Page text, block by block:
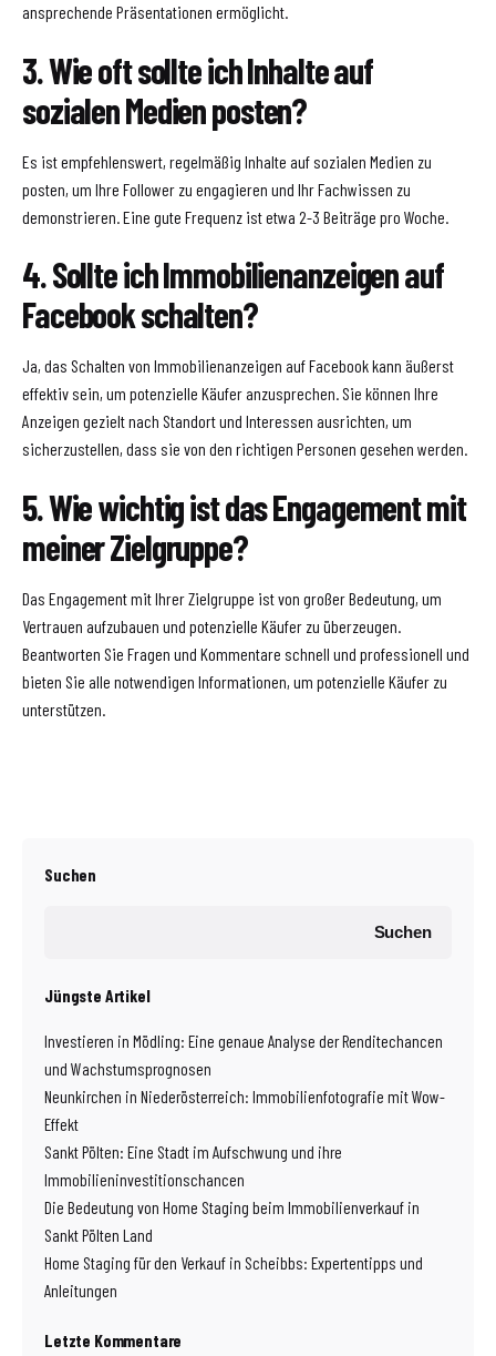
ansprechende Präsentationen ermöglicht.
3. Wie oft sollte ich Inhalte auf
sozialen Medien posten?
Es ist empfehlenswert, regelmäßig Inhalte auf sozialen Medien zu
posten, um Ihre Follower zu engagieren und Ihr Fachwissen zu
demonstrieren. Eine gute Frequenz ist etwa 2-3 Beiträge pro Woche.
4. Sollte ich Immobilienanzeigen auf
Facebook schalten?
Ja, das Schalten von Immobilienanzeigen auf Facebook kann äußerst
effektiv sein, um potenzielle Käufer anzusprechen. Sie können Ihre
Anzeigen gezielt nach Standort und Interessen ausrichten, um
sicherzustellen, dass sie von den richtigen Personen gesehen werden.
5. Wie wichtig ist das Engagement mit
meiner Zielgruppe?
Das Engagement mit Ihrer Zielgruppe ist von großer Bedeutung, um
Vertrauen aufzubauen und potenzielle Käufer zu überzeugen.
Beantworten Sie Fragen und Kommentare schnell und professionell und
bieten Sie alle notwendigen Informationen, um potenzielle Käufer zu
unterstützen.
Suchen
Suchen
Jüngste Artikel
Investieren in Mödling: Eine genaue Analyse der Renditechancen
und Wachstumsprognosen
Neunkirchen in Niederösterreich: Immobilienfotografie mit Wow-
Effekt
Sankt Pölten: Eine Stadt im Aufschwung und ihre
Immobilieninvestitionschancen
Die Bedeutung von Home Staging beim Immobilienverkauf in
Sankt Pölten Land
Home Staging für den Verkauf in Scheibbs: Expertentipps und
Anleitungen
Letzte Kommentare